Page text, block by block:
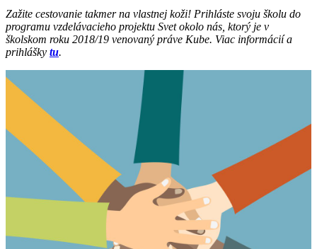
Zažite cestovanie takmer na vlastnej koži! Prihláste svoju školu do
programu vzdelávacieho projektu Svet okolo nás, ktorý je v
školskom roku 2018/19 venovaný práve Kube. ​Viac informácií a
prihlášky tu.
Facebook
share
Tweet
Linkedin
share